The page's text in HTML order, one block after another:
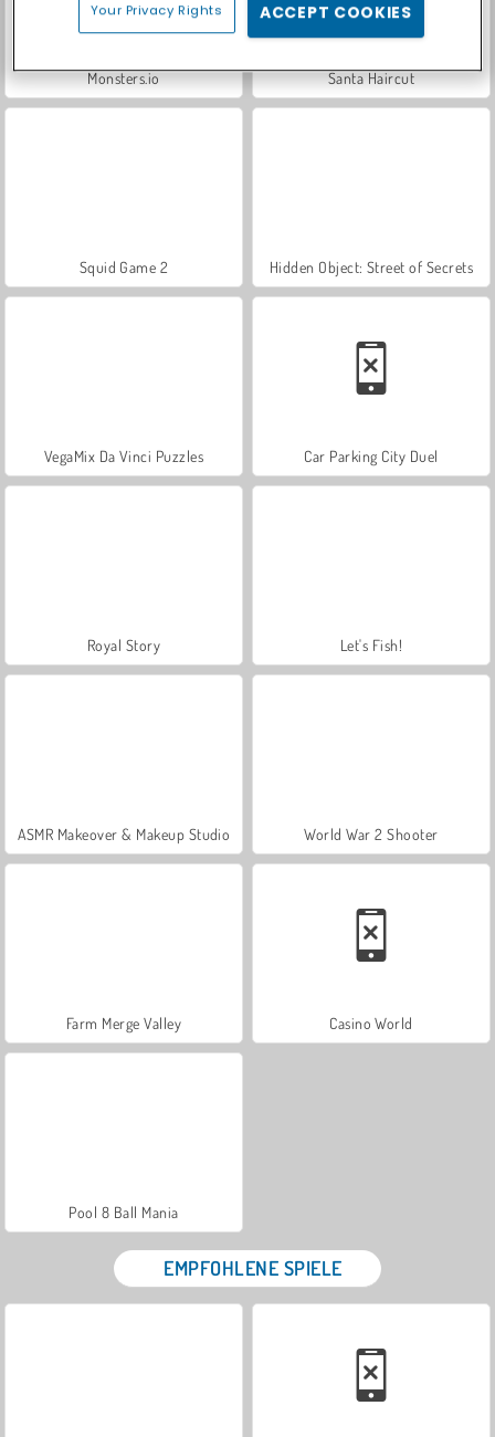
Monsters.io Santa Haircut
Squid Game 2 Hidden Object: Street of Secrets
VegaMix Da Vinci Puzzles Car Parking City Duel
Royal Story Let's Fish!
ASMR Makeover & Makeup Studio World War 2 Shooter
Farm Merge Valley Casino World
Pool 8 Ball Mania
EMPFOHLENE SPIELE
Your Privacy Rights ACCEPT COOKIES